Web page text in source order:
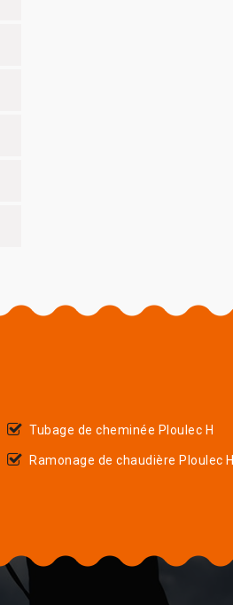
Tubage de cheminée Ploulec H
Ramonage de chaudière Ploulec H